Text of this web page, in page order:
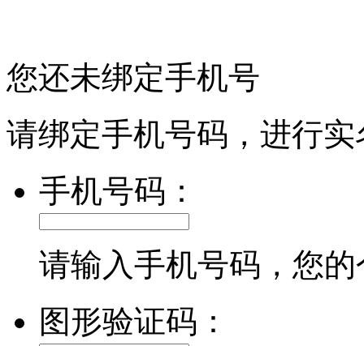
您还未绑定手机号
请绑定手机号码，进行
手机号码：
请输入手机号码，您
图形验证码：